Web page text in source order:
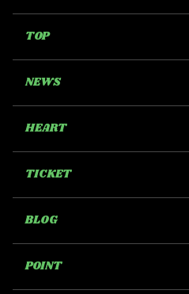
TOP
NEWS
HEART
TICKET
BLOG
POINT